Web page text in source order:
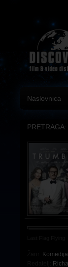
Naslovnica
Komedija